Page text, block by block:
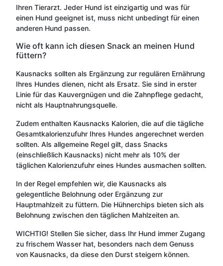
Ihren Tierarzt. Jeder Hund ist einzigartig und was für
einen Hund geeignet ist, muss nicht unbedingt für einen
anderen Hund passen.
Wie oft kann ich diesen Snack an meinen Hund
füttern?
Kausnacks sollten als Ergänzung zur regulären Ernährung
Ihres Hundes dienen, nicht als Ersatz. Sie sind in erster
Linie für das Kauvergnügen und die Zahnpflege gedacht,
nicht als Hauptnahrungsquelle.
Zudem enthalten Kausnacks Kalorien, die auf die tägliche
Gesamtkalorienzufuhr Ihres Hundes angerechnet werden
sollten. Als allgemeine Regel gilt, dass Snacks
(einschließlich Kausnacks) nicht mehr als 10% der
täglichen Kalorienzufuhr eines Hundes ausmachen sollten.
In der Regel empfehlen wir, die Kausnacks als
gelegentliche Belohnung oder Ergänzung zur
Hauptmahlzeit zu füttern. Die Hühnerchips bieten sich als
Belohnung zwischen den täglichen Mahlzeiten an.
WICHTIG! Stellen Sie sicher, dass Ihr Hund immer Zugang
zu frischem Wasser hat, besonders nach dem Genuss
von Kausnacks, da diese den Durst steigern können.